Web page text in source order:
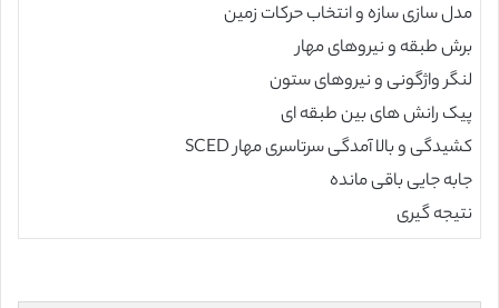
مدل سازی سازه و انتخاب حرکات زمین
برش طبقه و نیروهای مهار
لنگر واژگونی و نیروهای ستون
پیک رانش های بین طبقه ای
کشیدگی و بالا آمدگی سرتاسری مهار SCED
جابه جایی باقی مانده
نتیجه گیری